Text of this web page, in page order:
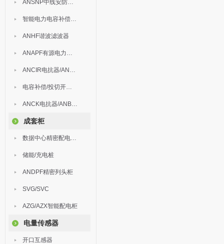
ANSNP中线安防保护器
智能电力电容补偿装置
ANHF谐波滤波器
ANAPF有源电力滤波器
ANCIR电抗器/ANHPD300谐波保护器
电容补偿/投切开关/ARC
ANCK电抗器/ANBSMJ自愈式低压并联电容器
成套柜
数据中心精密配电监控装置
储能/充电桩
ANDPF精密列头柜
SVG/SVC
AZG/AZX智能配电柜
电量传感器
开口互感器